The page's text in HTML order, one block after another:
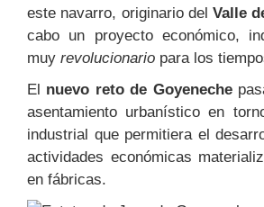
este navarro, originario del Valle
cabo un proyecto económico,
muy revolucionario para los
El nuevo reto de Goyeneche
asentamiento urbanístico en
industrial que permitiera el
actividades económicas
en fábricas.